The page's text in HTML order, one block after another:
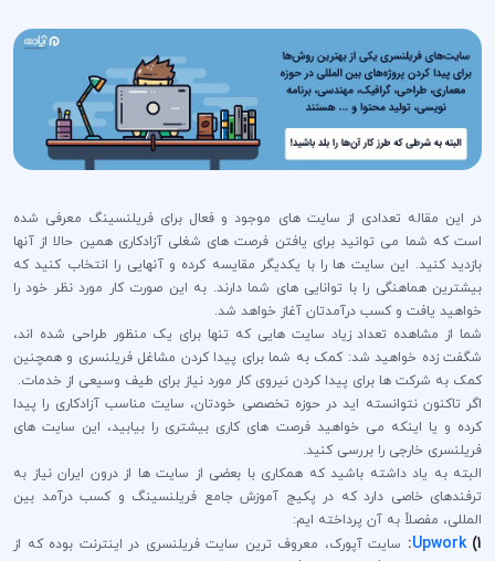
در این مقاله تعدادی از سایت های موجود و فعال برای فریلنسینگ معرفی شده
است که شما می توانید برای یافتن فرصت های شغلی آزادکاری همین حالا از آنها
بازدید کنید. این سایت ها را با یکدیگر مقایسه کرده و آنهایی را انتخاب کنید که
بیشترین هماهنگی را با توانایی های شما دارند. به این صورت کار مورد نظر خود را
خواهید یافت و کسب درآمدتان آغاز خواهد شد.
شما از مشاهده تعداد زیاد سایت هایی که تنها برای یک منظور طراحی شده اند،
شگفت زده خواهید شد: کمک به شما برای پیدا کردن مشاغل فریلنسری و همچنین
کمک به شرکت ها برای پیدا کردن نیروی کار مورد نیاز برای طیف وسیعی از خدمات.
اگر تاکنون نتوانسته اید در حوزه تخصصی خودتان، سایت مناسب آزادکاری را پیدا
کرده و یا اینکه می خواهید فرصت های کاری بیشتری را بیابید، این سایت های
فریلنسری خارجی را بررسی کنید.
البته به یاد داشته باشید که همکاری با بعضی از سایت ها از درون ایران نیاز به
ترفندهای خاصی دارد که در پکیج آموزش جامع فریلنسینگ و کسب درآمد بین
المللی، مفصلاً به آن پرداخته ایم:
1)
Upwork
: سایت آپورک، معروف ترین سایت فریلنسری در اینترنت بوده که از